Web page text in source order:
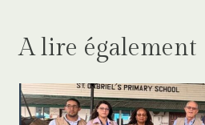
A lire également